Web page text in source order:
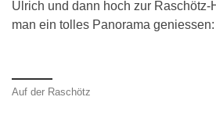
Ulrich und dann hoch zur Raschötz-
man ein tolles Panorama geniessen:
Auf der Raschötz